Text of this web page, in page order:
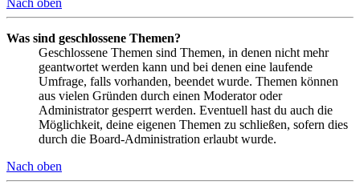
Nach oben
Was sind geschlossene Themen?
Geschlossene Themen sind Themen, in denen nicht mehr
geantwortet werden kann und bei denen eine laufende
Umfrage, falls vorhanden, beendet wurde. Themen können
aus vielen Gründen durch einen Moderator oder
Administrator gesperrt werden. Eventuell hast du auch die
Möglichkeit, deine eigenen Themen zu schließen, sofern dies
durch die Board-Administration erlaubt wurde.
Nach oben